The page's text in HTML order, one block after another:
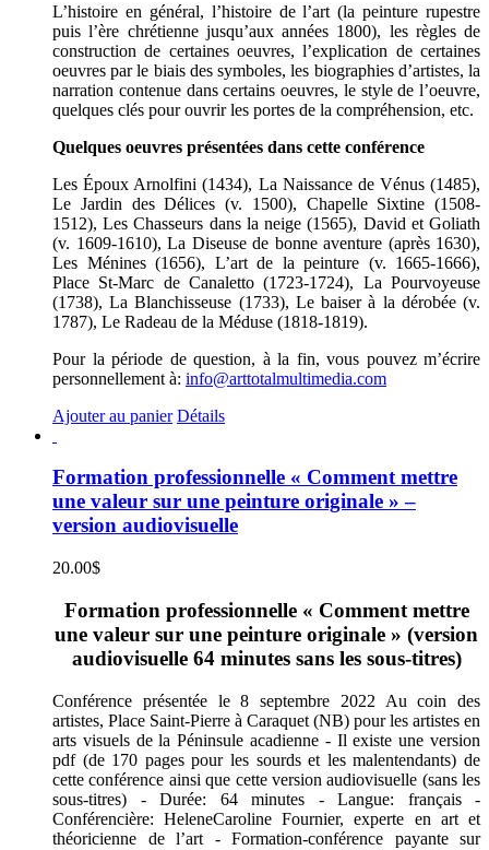
L’histoire en général, l’histoire de l’art (la peinture rupestre
puis l’ère chrétienne jusqu’aux années 1800), les règles de
construction de certaines oeuvres, l’explication de certaines
oeuvres par le biais des symboles, les biographies d’artistes, la
narration contenue dans certains oeuvres, le style de l’oeuvre,
quelques clés pour ouvrir les portes de la compréhension, etc.
Quelques oeuvres présentées dans cette conférence
Les Époux Arnolfini (1434), La Naissance de Vénus (1485),
Le Jardin des Délices (v. 1500), Chapelle Sixtine (1508-
1512), Les Chasseurs dans la neige (1565), David et Goliath
(v. 1609-1610), La Diseuse de bonne aventure (après 1630),
Les Ménines (1656), L’art de la peinture (v. 1665-1666),
Place St-Marc de Canaletto (1723-1724), La Pourvoyeuse
(1738), La Blanchisseuse (1733), Le baiser à la dérobée (v.
1787), Le Radeau de la Méduse (1818-1819).
Pour la période de question, à la fin, vous pouvez m’écrire
personnellement à: info@arttotalmultimedia.com
Ajouter au panier Détails
Formation professionnelle « Comment mettre
une valeur sur une peinture originale » –
version audiovisuelle
20.00$
Formation professionnelle « Comment mettre
une valeur sur une peinture originale » (version
audiovisuelle 64 minutes sans les sous-titres)
Conférence présentée le 8 septembre 2022 Au coin des
artistes, Place Saint-Pierre à Caraquet (NB) pour les artistes en
arts visuels de la Péninsule acadienne - Il existe une version
pdf (de 170 pages pour les sourds et les malentendants) de
cette conférence ainsi que cette version audiovisuelle (sans les
sous-titres) - Durée: 64 minutes - Langue: français -
Conférencière: HeleneCaroline Fournier, experte en art et
théoricienne de l’art - Formation-conférence payante sur